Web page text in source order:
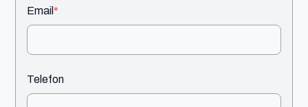
Email*
Telefon